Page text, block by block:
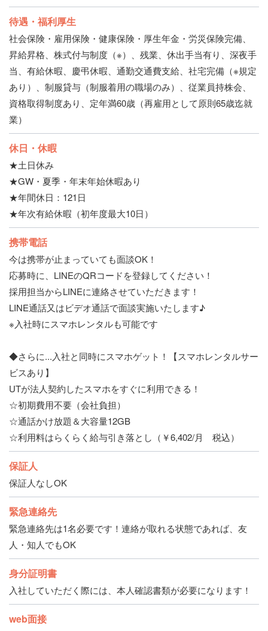
待遇・福利厚生
社会保険・雇用保険・健康保険・厚生年金・労災保険完備、
昇給昇格、株式付与制度（※）、残業、休出手当有り、深夜手
当、有給休暇、慶弔休暇、通勤交通費支給、社宅完備（※規定
あり）、制服貸与（制服着用の職場のみ）、従業員持株会、
資格取得制度あり、定年満60歳（再雇用として原則65歳迄就
業）
休日・休暇
★土日休み
★GW・夏季・年末年始休暇あり
★年間休日：121日
★年次有給休暇（初年度最大10日）
携帯電話
今は携帯が止まっていても面談OK！
応募時に、LINEのQRコードを登録してください！
採用担当からLINEに連絡させていただきます！
LINE通話又はビデオ通話で面談実施いたします♪
※入社時にスマホレンタルも可能です
◆さらに...入社と同時にスマホゲット！【スマホレンタルサー
ビスあり】
UTが法人契約したスマホをすぐに利用できる！
☆初期費用不要（会社負担）
☆通話かけ放題＆大容量12GB
☆利用料はらくらく給与引き落とし（￥6,402/月 税込）
保証人
保証人なしOK
緊急連絡先
緊急連絡先は1名必要です！連絡が取れる状態であれば、友
人・知人でもOK
身分証明書
入社していただく際には、本人確認書類が必要になります！
web面接